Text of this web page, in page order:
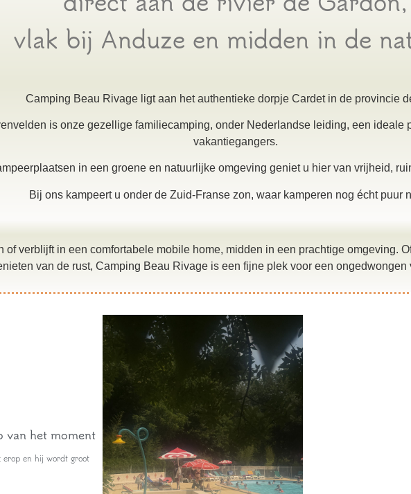
vlak bij Anduze en midden in de
Camping Beau Rivage ligt aan het authentieke dorpje Cardet in de provincie
is onze gezellige familiecamping, onder Nederlandse leiding, een ideale
vakantiegangers.
in een groene en natuurlijke omgeving geniet u hier van vrijheid,
Bij ons kampeert u onder de Zuid-Franse zon, waar kamperen nog écht puur
of verblijft in een comfortabele mobile home, midden in een prachtige omgeving.
van de rust, Camping Beau Rivage is een fijne plek voor een
van het moment
erop en hij wordt groot